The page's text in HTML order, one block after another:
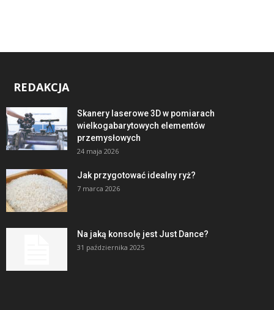
REDAKCJA
Skanery laserowe 3D w pomiarach
wielkogabarytowych elementów
przemysłowych
24 maja 2026
Jak przygotować idealny ryż?
7 marca 2026
Na jaką konsolę jest Just Dance?
31 października 2025